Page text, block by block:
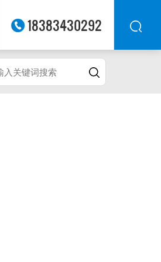
18383430292